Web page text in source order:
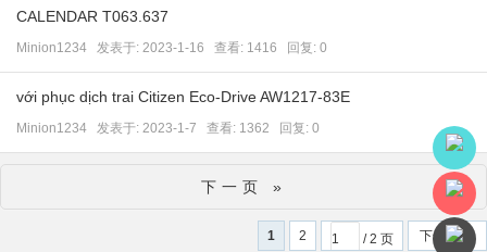
CALENDAR T063.637
Minion1234 发表于: 2023-1-16 查看: 1416 回复: 0
với phục dịch trai Citizen Eco-Drive AW1217-83E
Minion1234 发表于: 2023-1-7 查看: 1362 回复: 0
下一页 »
1 2 / 2 页 下一页